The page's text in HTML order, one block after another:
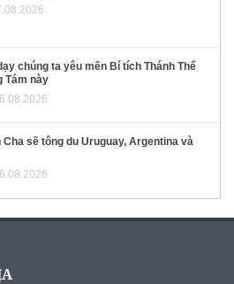
chúng ta yêu mến Bí tích Thánh Thể
Tám này
sẽ tông du Uruguay, Argentina và